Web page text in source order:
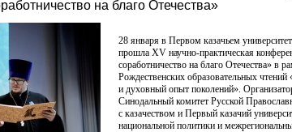
на благо Отечества»
28 января в Первом казачьем
прошла XV научно-практическая
соработничество на благо Отечества»
Рождественских образовательных чтений
и духовный опыт поколений».
Синодальный комитет Русской
с казачеством и Первый казачий
национальной политики и